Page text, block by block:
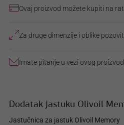
Ovaj proizvod možete kupiti na
Za druge dimenzije i oblike
Imate pitanje u vezi ovog
Dodatak jastuku Olivoil
Jastučnica za jastuk Olivoil Memory